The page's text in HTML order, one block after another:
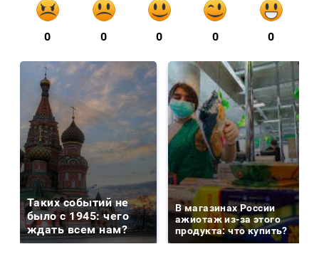
0 0 0 0 0
Таких событий не
было с 1945: чего
ждать всем нам?
В магазинах России
ажиотаж из-за этого
продукта: что купить?